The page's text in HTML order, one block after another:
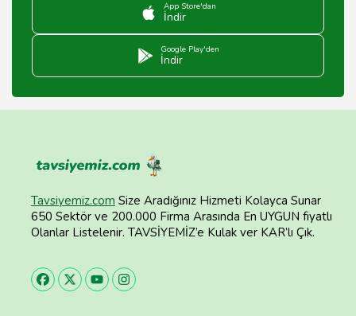
App Store'dan
İndir
Google Play'den
İndir
Tavsiyemiz.com Size Aradığınız Hizmeti Kolayca Sunar
650 Sektör ve 200.000 Firma Arasında En UYGUN fiyatlı
Olanlar Listelenir. TAVSİYEMİZ’e Kulak ver KAR’lı Çık.